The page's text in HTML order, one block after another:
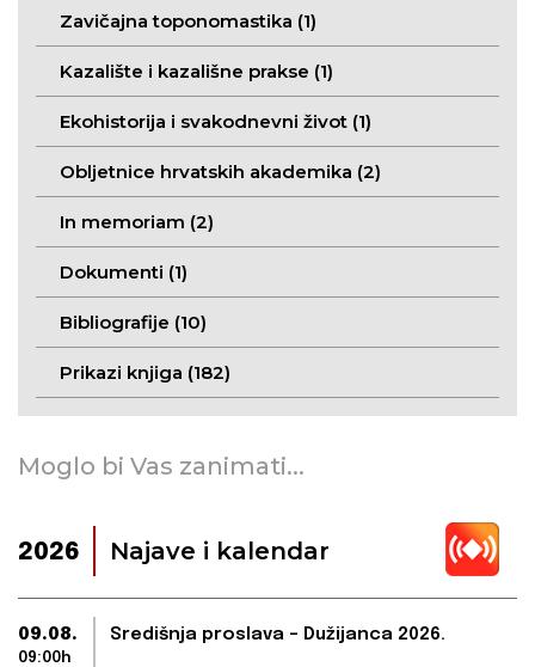
Zavičajna toponomastika (1)
Kazalište i kazališne prakse (1)
Ekohistorija i svakodnevni život (1)
Obljetnice hrvatskih akademika (2)
In memoriam (2)
Dokumenti (1)
Bibliografije (10)
Prikazi knjiga (182)
Moglo bi Vas zanimati...
2026 Najave i kalendar
09.08.
09:00h
Središnja proslava – Dužijanca 2026.